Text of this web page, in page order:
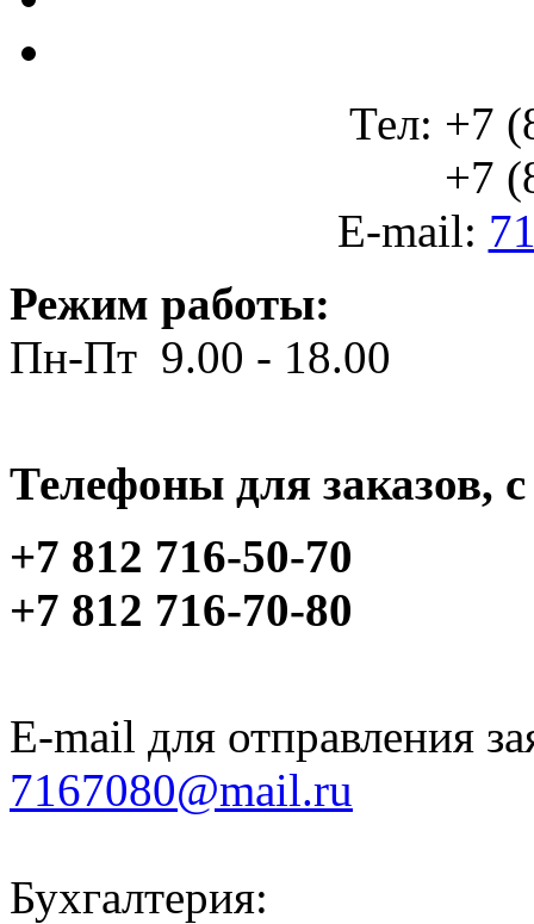
Тел: +7
+7
E-mail:
Режим работы:
Пн-Пт 9.00 - 18.00
Телефоны для заказов,
+7 812 716-50-70
+7 812 716-70-80
E-mail для отправления
7167080@mail.ru
Бухгалтерия: